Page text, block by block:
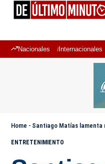
Nacionales Internacionales
Home - Santiago Matías lamenta
ENTRETENIMIENTO